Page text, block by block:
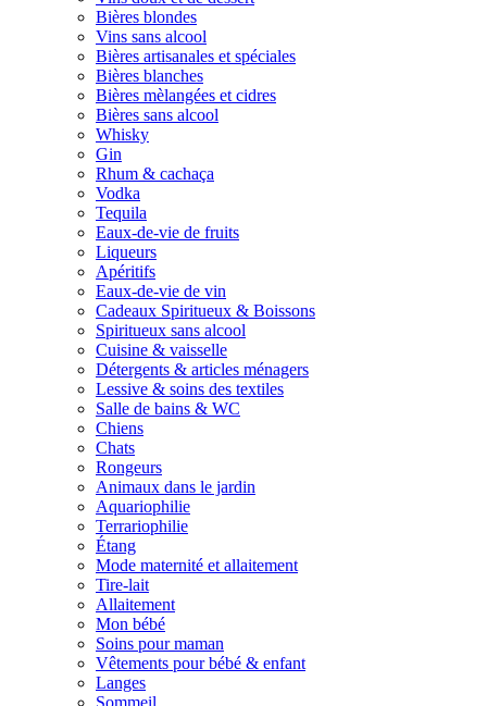
Bières blondes
Vins sans alcool
Bières artisanales et spéciales
Bières blanches
Bières mèlangées et cidres
Bières sans alcool
Whisky
Gin
Rhum & cachaça
Vodka
Tequila
Eaux-de-vie de fruits
Liqueurs
Apéritifs
Eaux-de-vie de vin
Cadeaux Spiritueux & Boissons
Spiritueux sans alcool
Cuisine & vaisselle
Détergents & articles ménagers
Lessive & soins des textiles
Salle de bains & WC
Chiens
Chats
Rongeurs
Animaux dans le jardin
Aquariophilie
Terrariophilie
Étang
Mode maternité et allaitement
Tire-lait
Allaitement
Mon bébé
Soins pour maman
Vêtements pour bébé & enfant
Langes
Sommeil